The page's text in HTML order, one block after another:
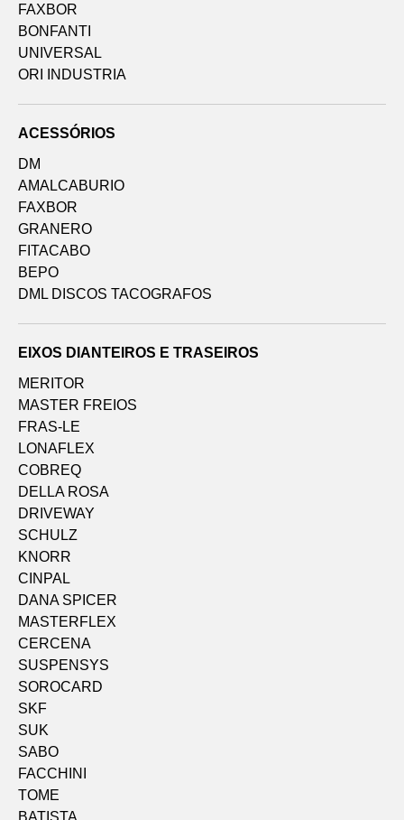
FAXBOR
BONFANTI
UNIVERSAL
ORI INDUSTRIA
ACESSÓRIOS
DM
AMALCABURIO
FAXBOR
GRANERO
FITACABO
BEPO
DML DISCOS TACOGRAFOS
EIXOS DIANTEIROS E TRASEIROS
MERITOR
MASTER FREIOS
FRAS-LE
LONAFLEX
COBREQ
DELLA ROSA
DRIVEWAY
SCHULZ
KNORR
CINPAL
DANA SPICER
MASTERFLEX
CERCENA
SUSPENSYS
SOROCARD
SKF
SUK
SABO
FACCHINI
TOME
BATISTA